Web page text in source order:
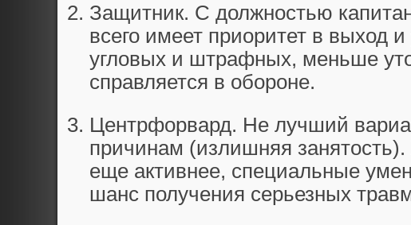
Защитник. С должностью
всего имеет приоритет в выход
угловых и штрафных, меньше
справляется в обороне.
Центрфорвард. Не лучший
причинам (излишняя занятость).
еще активнее, специальные
шанс получения серьезных